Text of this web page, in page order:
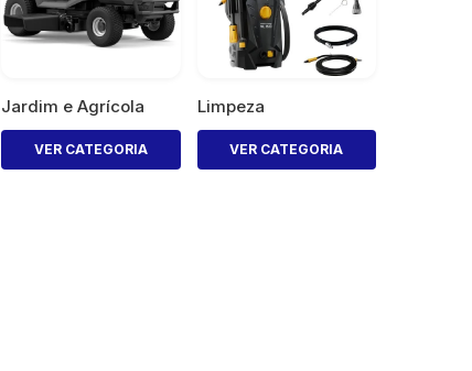
Jardim e Agrícola
VER CATEGORIA
Limpeza
VER CATEGORIA